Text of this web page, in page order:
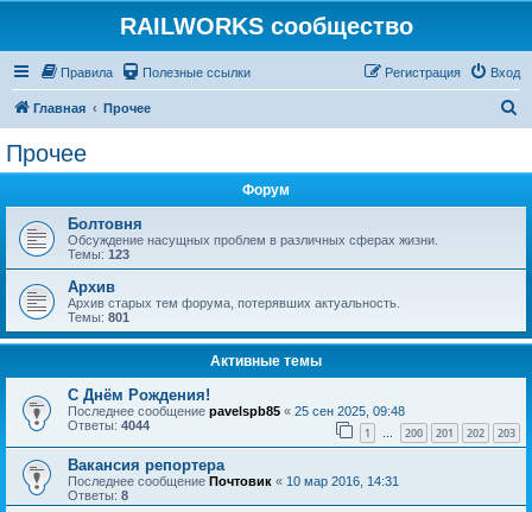
RAILWORKS сообщество
Правила Полезные ссылки Вход
Регистрация
Главная Прочее
Прочее
Форум
Болтовня
Обсуждение насущных проблем в различных сферах жизни.
Темы: 123
Архив
Архив старых тем форума, потерявших актуальность.
Темы: 801
Активные темы
C Днём Рождения!
Последнее сообщение pavelspb85 « 25 сен 2025, 09:48
Ответы: 4044 1 … 200 201 202 203
Вакансия репортера
Последнее сообщение Почтовик « 10 мар 2016, 14:31
Ответы: 8